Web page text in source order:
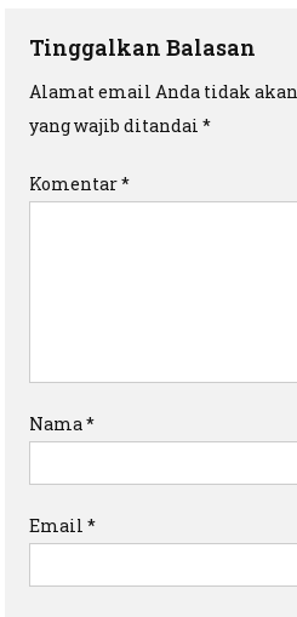
Tinggalkan Balasan
Alamat email Anda tidak
yang wajib ditandai*
Komentar*
Nama*
Email*